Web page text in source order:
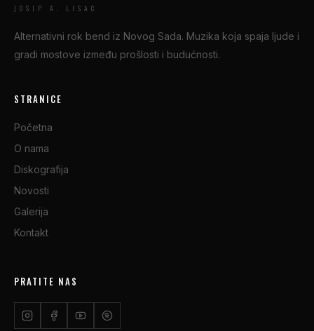
JOSIP A. LISAC
Alternativni rok bend iz Novog Sada. Muzika koja spaja ljude i
gradi mostove između prošlosti i budućnosti.
STRANICE
Početna
O nama
Diskografija
Novosti
Galerija
Kontakt
PRATITE NAS